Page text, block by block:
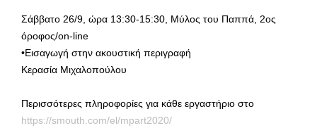
Σάββατο 26/9, ώρα 13:30-15:30, Μύλος του Παππά, 2ος
όροφος/on-line
•Εισαγωγή στην ακουστική περιγραφή
Κερασία Μιχαλοπούλου
Περισσότερες πληροφορίες για κάθε εργαστήριο στο
https://smouth.com/el/mpart2020/